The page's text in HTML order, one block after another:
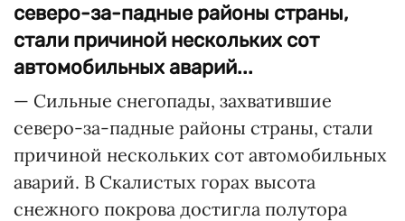
северо-за-падные районы страны,
стали причиной нескольких сот
автомобильных аварий...
— Сильные снегопады, захватившие
северо-за-падные районы страны, стали
причиной нескольких сот автомобильных
аварий. В Скалистых горах высота
снежного покрова достигла полутора